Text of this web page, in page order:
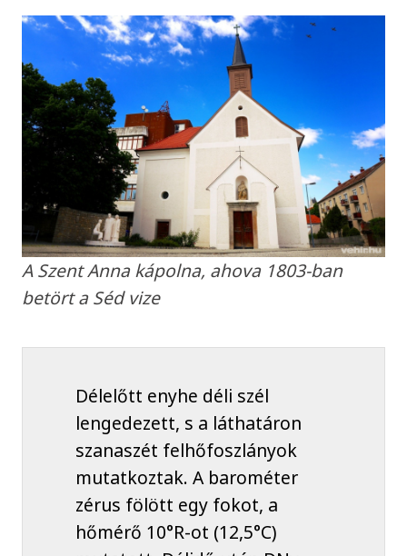
A Szent Anna kápolna, ahova 1803-ban
betört a Séd vize
Délelőtt enyhe déli szél
lengedezett, s a láthatáron
szanaszét felhőfoszlányok
mutatkoztak. A barométer
zérus fölött egy fokot, a
hőmérő 10°R-ot (12,5°C)